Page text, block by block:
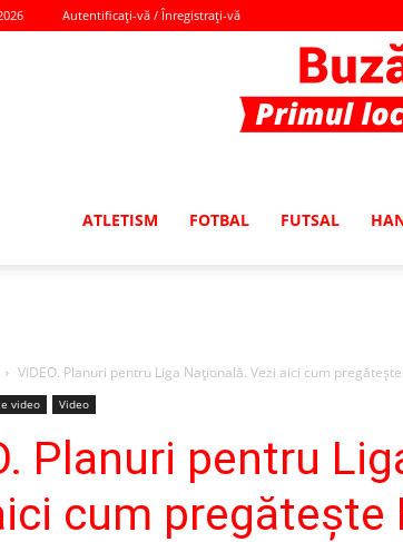
Autentificați-vă / Înregistrați-vă
ATLETISM FOTBAL FUTSAL
VIDEO. Planuri pentru Liga Naţională. Vezi aici cum
video Video
Planuri pentru
cum pregăteşte